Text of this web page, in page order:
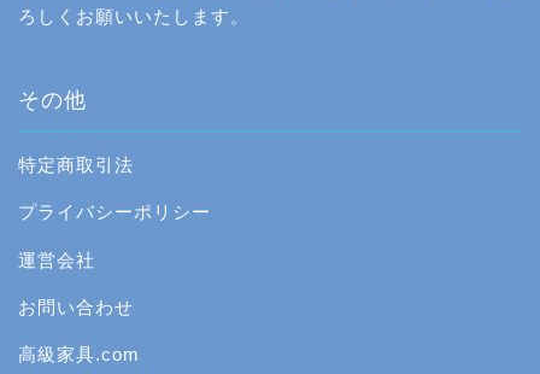
ろしくお願いいたします。
その他
特定商取引法
プライバシーポリシー
運営会社
お問い合わせ
高級家具.com